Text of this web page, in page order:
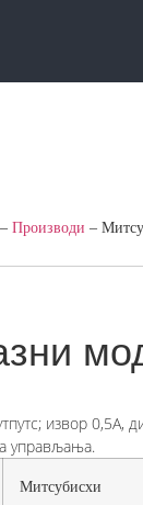
– Производи –
извор 0,5А,
управљања.
Митсубисхи